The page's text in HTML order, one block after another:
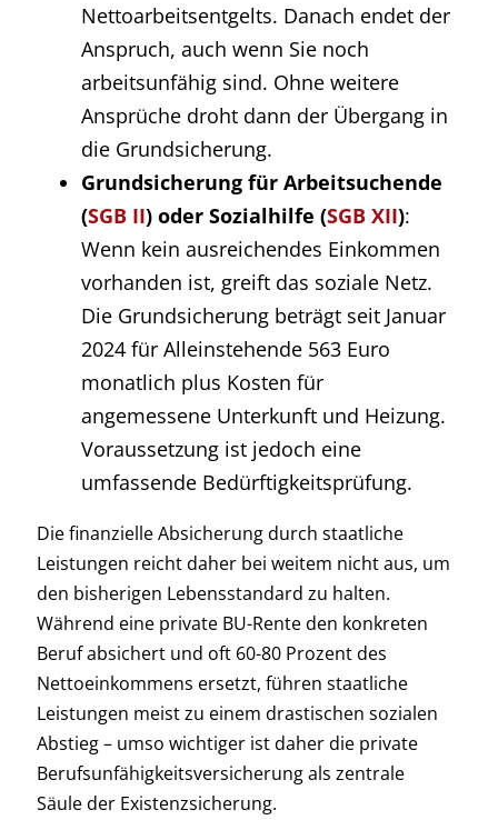
Nettoarbeitsentgelts. Danach endet der
Anspruch, auch wenn Sie noch
arbeitsunfähig sind. Ohne weitere
Ansprüche droht dann der Übergang in
die Grundsicherung.
Grundsicherung für Arbeitsuchende
(SGB II) oder Sozialhilfe (SGB XII):
Wenn kein ausreichendes Einkommen
vorhanden ist, greift das soziale Netz.
Die Grundsicherung beträgt seit Januar
2024 für Alleinstehende 563 Euro
monatlich plus Kosten für
angemessene Unterkunft und Heizung.
Voraussetzung ist jedoch eine
umfassende Bedürftigkeitsprüfung.
Die finanzielle Absicherung durch staatliche
Leistungen reicht daher bei weitem nicht aus, um
den bisherigen Lebensstandard zu halten.
Während eine private BU-Rente den konkreten
Beruf absichert und oft 60-80 Prozent des
Nettoeinkommens ersetzt, führen staatliche
Leistungen meist zu einem drastischen sozialen
Abstieg – umso wichtiger ist daher die private
Berufsunfähigkeitsversicherung als zentrale
Säule der Existenzsicherung.